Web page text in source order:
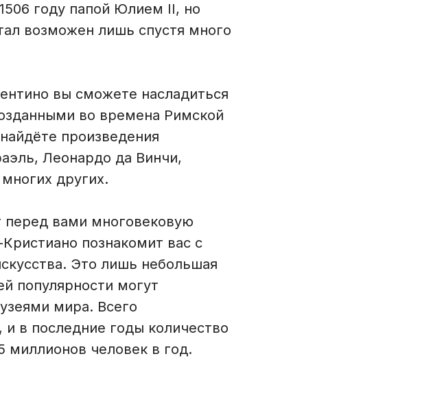
году папой Юлием II, но
возможен лишь спустя много
вы сможете насладиться
во времена Римской
произведения
Леонардо да Винчи,
других.
перед вами многовековую
познакомит вас с
Это лишь небольшая
популярности могут
мира. Всего
и в последние годы количество
миллионов человек в год.